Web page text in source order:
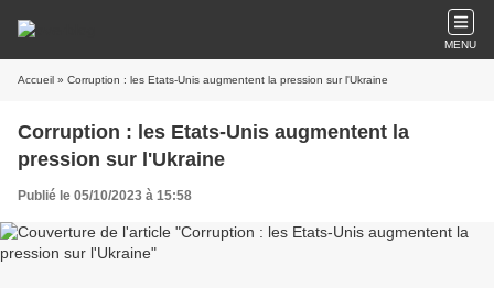
MENU
Accueil » Corruption : les Etats-Unis augmentent la pression sur l'Ukraine
Corruption : les Etats-Unis augmentent la
pression sur l'Ukraine
Publié le 05/10/2023 à 15:58